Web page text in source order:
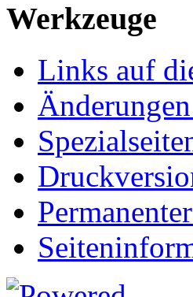
Werkzeuge
Links auf